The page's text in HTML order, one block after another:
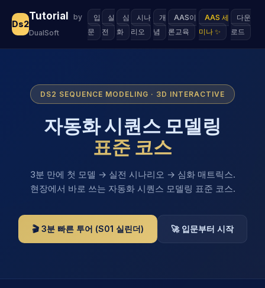
Ds2
Tutorial
by
DualSoft
입
문
실
전
심
화
시나
리오
개
념
AAS이
론교육
AAS 세
미나 ✨
다운
로드
DS2 SEQUENCE MODELING · 3D INTERACTIVE
자동화 시퀀스 모델링
표준 코스
3분 만에 첫 모델 → 실전 시나리오 → 심화 매트릭스.
현장에서 바로 쓰는 자동화 시퀀스 모델링 표준 코스.
🎬 3분 빠른 투어 (S01 실린더) 🚀 입문부터 시작